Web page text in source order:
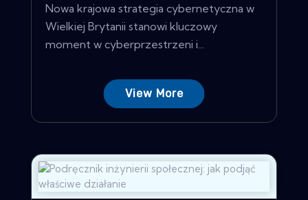
Nowa krajowa strategia cybernetyczna w
Wielkiej Brytanii stanowi kluczowy
moment w cyberprzestrzeni i...
View More